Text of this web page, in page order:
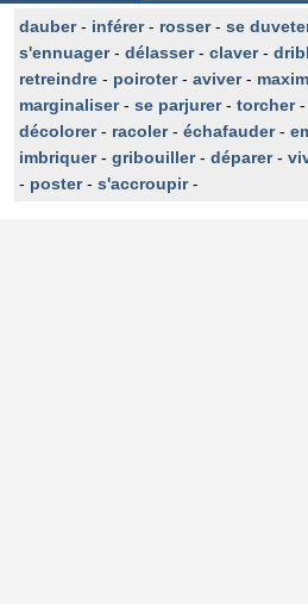
dauber- inférer- rosser- se
s'ennuager- délasser- claver-
retreindre - poiroter- aviver-
marginaliser- se parjurer- torcher-
décolorer- racoler- échafauder-
imbriquer- gribouiller- déparer-
- poster- s'accroupir-